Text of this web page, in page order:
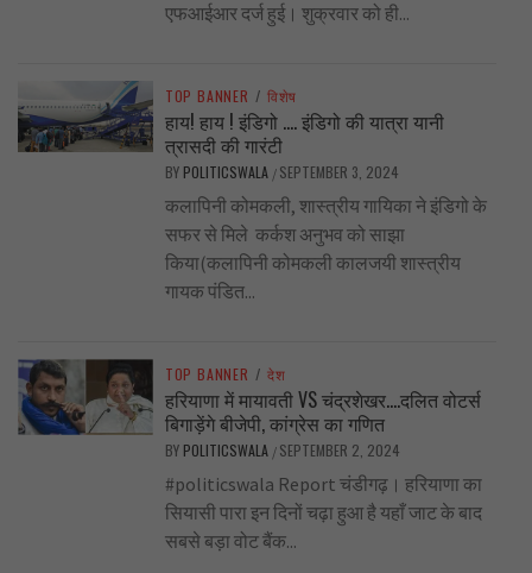
एफआईआर दर्ज हुई। शुक्रवार को ही...
TOP BANNER / विशेष
हाय! हाय ! इंडिगो …. इंडिगो की यात्रा यानी
त्रासदी की गारंटी
BY POLITICSWALA / SEPTEMBER 3, 2024
कलापिनी कोमकली, शास्त्रीय गायिका ने इंडिगो के
सफर से मिले कर्कश अनुभव को साझा
किया(कलापिनी कोमकली कालजयी शास्त्रीय
गायक पंडित...
TOP BANNER / देश
हरियाणा में मायावती VS चंद्रशेखर….दलित वोटर्स
बिगाड़ेंगे बीजेपी, कांग्रेस का गणित
BY POLITICSWALA / SEPTEMBER 2, 2024
#politicswala Report चंडीगढ़। हरियाणा का
सियासी पारा इन दिनों चढ़ा हुआ है यहाँ जाट के बाद
सबसे बड़ा वोट बैंक...